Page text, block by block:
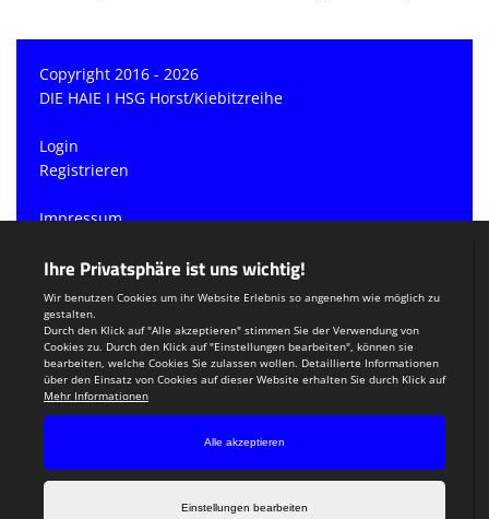
Copyright 2016 - 2026
DIE HAIE I HSG Horst/Kiebitzreihe
Login
Registrieren
Impressum
Teamsports 2
Dein Sportverein online